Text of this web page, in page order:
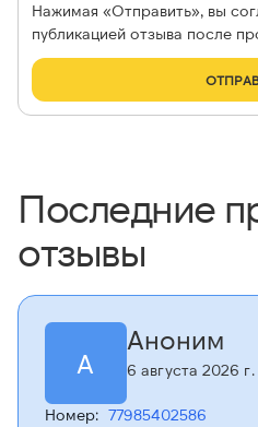
Нажимая «Отправить», вы
публикацией отзыва после
Последние
отзывы
А
Аноним
6 августа 2026 г.
Номер: 77985402586